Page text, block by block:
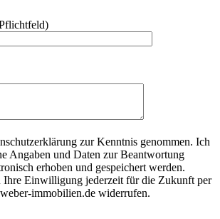
leer.
zur Kenntnis genommen. Ich
Angaben und Daten zur Beantwortung
erhoben und gespeichert werden.
Ihre Einwilligung jederzeit für die Zukunft per
immobilien.de widerrufen.